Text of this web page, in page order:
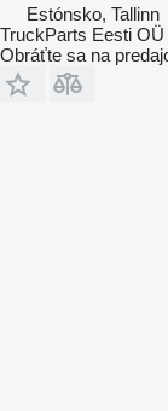
Estónsko, Tallinn
TruckParts Eesti OÜ
Obráťte sa na